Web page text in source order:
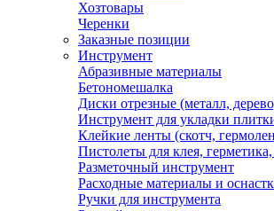
Хозтовары
Черенки
Заказные позиции
Инструмент
Абразивные материалы
Бетономешалка
Диски отрезные (металл,
Инструмент для укладки
Клейкие ленты (скотч,
Пистолеты для клея,
Разметочный инструмент
Расходные материалы и
Ручки для инструмента